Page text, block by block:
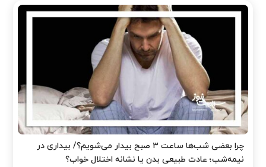
چرا بعضی شب‌ها ساعت ۳ صبح بیدار می‌شویم؟/ بیداری در
نیمه‌شب؛ عادت طبیعی بدن یا نشانه اختلال خواب؟